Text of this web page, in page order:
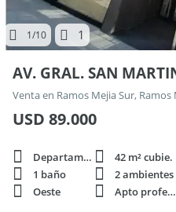
1/10 1
AV. GRAL. SAN
Venta en Ramos Mejia Sur, Ramos
USD 89.000
Departamento 42 m² cubie.
1 baño
2 ambientes
Oeste
Apto profesi.